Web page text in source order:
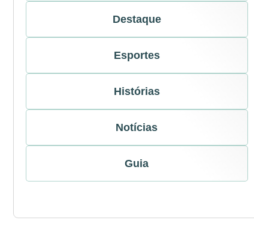
Destaque
Esportes
Histórias
Notícias
Guia